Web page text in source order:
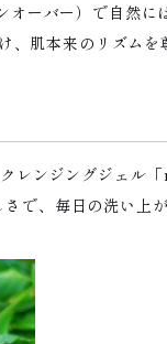
ーバー）で自然に
、肌本来のリズムを
レンジングジェル「
で、毎日の洗い上